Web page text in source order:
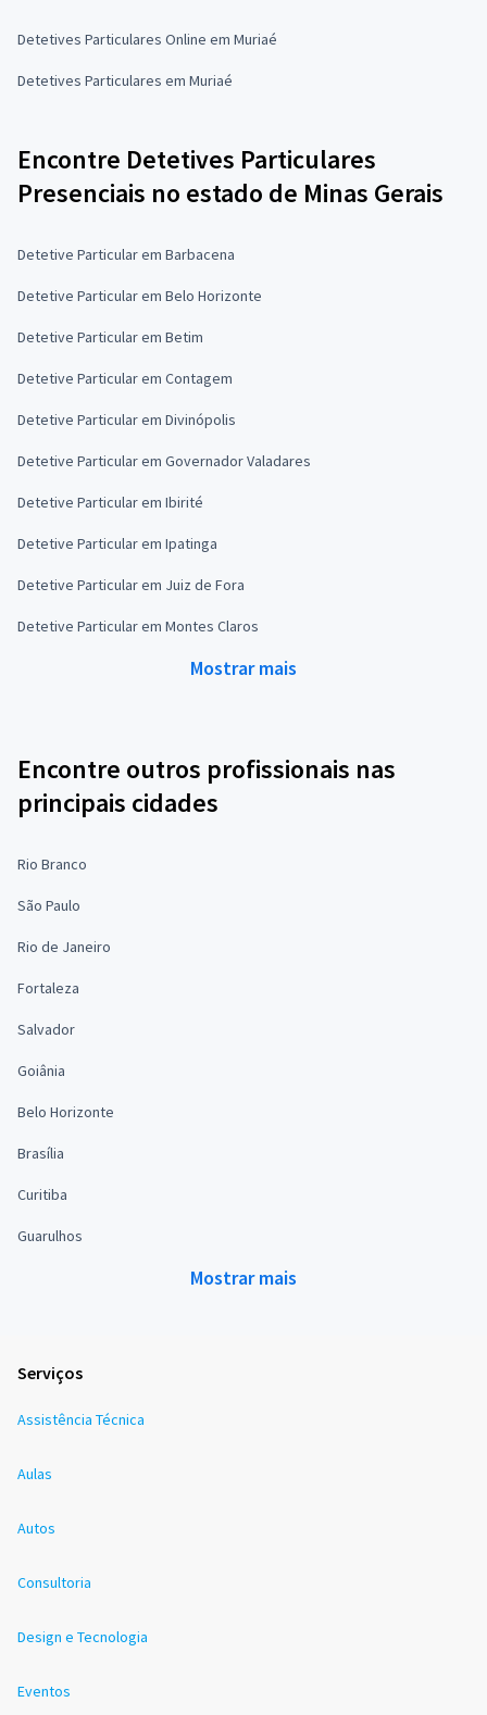
Detetives Particulares Online em Muriaé
Detetives Particulares em Muriaé
Encontre Detetives Particulares
Presenciais no estado de Minas Gerais
Detetive Particular em Barbacena
Detetive Particular em Belo Horizonte
Detetive Particular em Betim
Detetive Particular em Contagem
Detetive Particular em Divinópolis
Detetive Particular em Governador Valadares
Detetive Particular em Ibirité
Detetive Particular em Ipatinga
Detetive Particular em Juiz de Fora
Detetive Particular em Montes Claros
Mostrar mais
Encontre outros profissionais nas
principais cidades
Rio Branco
São Paulo
Rio de Janeiro
Fortaleza
Salvador
Goiânia
Belo Horizonte
Brasília
Curitiba
Guarulhos
Mostrar mais
Serviços
Assistência Técnica
Aulas
Autos
Consultoria
Design e Tecnologia
Eventos